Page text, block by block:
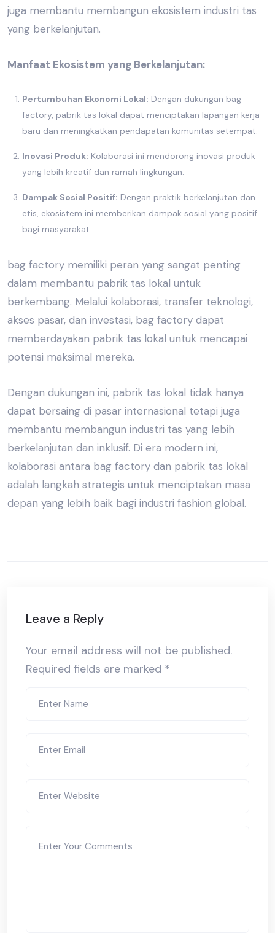
juga membantu membangun ekosistem industri tas
yang berkelanjutan.
Manfaat Ekosistem yang Berkelanjutan:
Pertumbuhan Ekonomi Lokal: Dengan dukungan bag
factory, pabrik tas lokal dapat menciptakan lapangan kerja
baru dan meningkatkan pendapatan komunitas setempat.
Inovasi Produk: Kolaborasi ini mendorong inovasi produk
yang lebih kreatif dan ramah lingkungan.
Dampak Sosial Positif: Dengan praktik berkelanjutan dan
etis, ekosistem ini memberikan dampak sosial yang positif
bagi masyarakat.
bag factory memiliki peran yang sangat penting
dalam membantu pabrik tas lokal untuk
berkembang. Melalui kolaborasi, transfer teknologi,
akses pasar, dan investasi, bag factory dapat
memberdayakan pabrik tas lokal untuk mencapai
potensi maksimal mereka.
Dengan dukungan ini, pabrik tas lokal tidak hanya
dapat bersaing di pasar internasional tetapi juga
membantu membangun industri tas yang lebih
berkelanjutan dan inklusif. Di era modern ini,
kolaborasi antara bag factory dan pabrik tas lokal
adalah langkah strategis untuk menciptakan masa
depan yang lebih baik bagi industri fashion global.
Leave a Reply
Your email address will not be published.
Required fields are marked *